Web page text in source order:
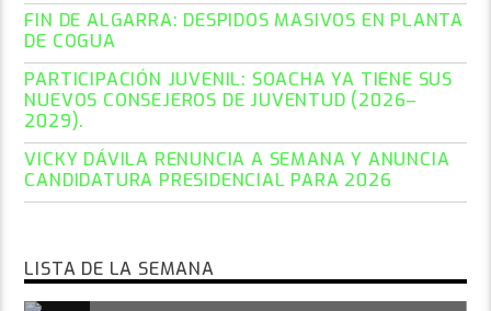
FIN DE ALGARRA: DESPIDOS MASIVOS EN PLANTA
DE COGUA
PARTICIPACIÓN JUVENIL: SOACHA YA TIENE SUS
NUEVOS CONSEJEROS DE JUVENTUD (2026–
2029).
VICKY DÁVILA RENUNCIA A SEMANA Y ANUNCIA
CANDIDATURA PRESIDENCIAL PARA 2026
LISTA DE LA SEMANA